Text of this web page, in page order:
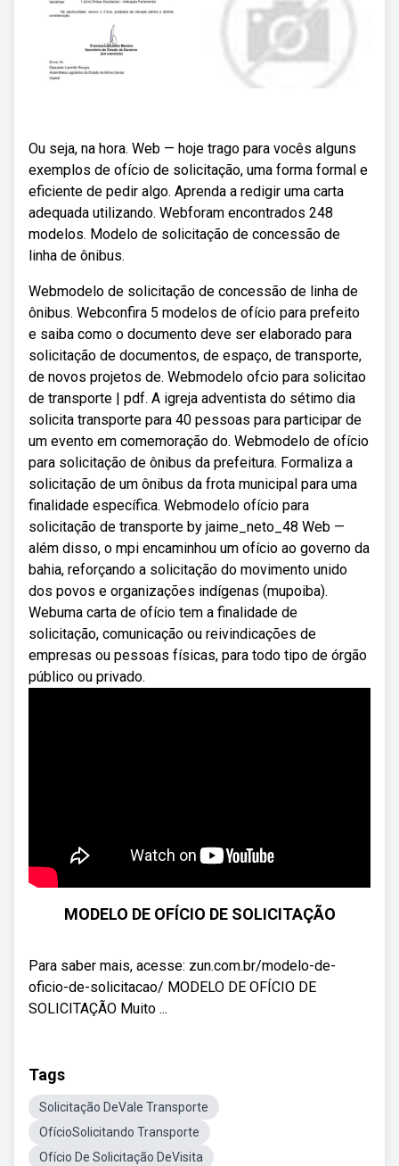
Ou seja, na hora. Web — hoje trago para vocês alguns
exemplos de ofício de solicitação, uma forma formal e
eficiente de pedir algo. Aprenda a redigir uma carta
adequada utilizando. Webforam encontrados 248
modelos. Modelo de solicitação de concessão de
linha de ônibus.
Webmodelo de solicitação de concessão de linha de
ônibus. Webconfira 5 modelos de ofício para prefeito
e saiba como o documento deve ser elaborado para
solicitação de documentos, de espaço, de transporte,
de novos projetos de. Webmodelo ofcio para solicitao
de transporte | pdf. A igreja adventista do sétimo dia
solicita transporte para 40 pessoas para participar de
um evento em comemoração do. Webmodelo de ofício
para solicitação de ônibus da prefeitura. Formaliza a
solicitação de um ônibus da frota municipal para uma
finalidade específica. Webmodelo ofício para
solicitação de transporte by jaime_neto_48 Web —
além disso, o mpi encaminhou um ofício ao governo da
bahia, reforçando a solicitação do movimento unido
dos povos e organizações indígenas (mupoiba).
Webuma carta de ofício tem a finalidade de
solicitação, comunicação ou reivindicações de
empresas ou pessoas físicas, para todo tipo de órgão
público ou privado.
MODELO DE OFÍCIO DE SOLICITAÇÃO
Para saber mais, acesse: zun.com.br/modelo-de-
oficio-de-solicitacao/ MODELO DE OFÍCIO DE
SOLICITAÇÃO Muito ...
Tags
Solicitação DeVale Transporte
OfícioSolicitando Transporte
Ofício De Solicitação DeVisita